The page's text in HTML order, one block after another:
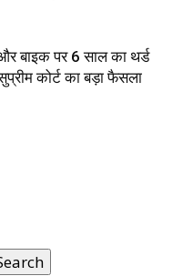
बाइक पर 6 साल का थर्ड
सुप्रीम कोर्ट का बड़ा फैसला